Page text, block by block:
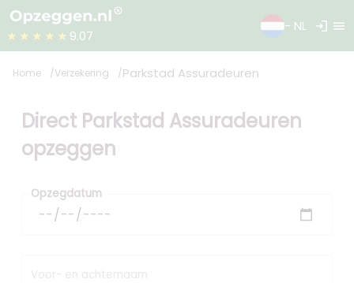
★★★★★ 9.07
- NL login menu
Home Verzekering Parkstad Assuradeuren
Direct Parkstad Assuradeuren
opzeggen
Opzegdatum
Voor- en achternaam